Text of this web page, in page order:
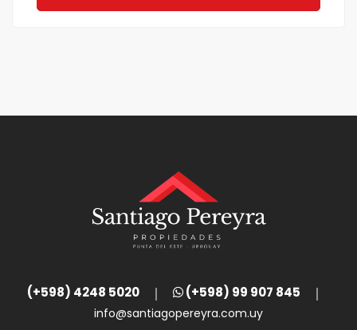
(+598) 4248 5020 (+598) 99 907 845
info@santiagopereyra.com.uy